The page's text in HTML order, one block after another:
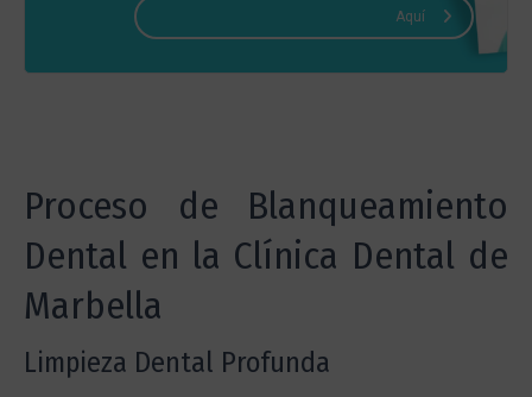
Aquí
Proceso de Blanqueamiento
Dental en la Clínica Dental de
Marbella
Limpieza Dental Profunda